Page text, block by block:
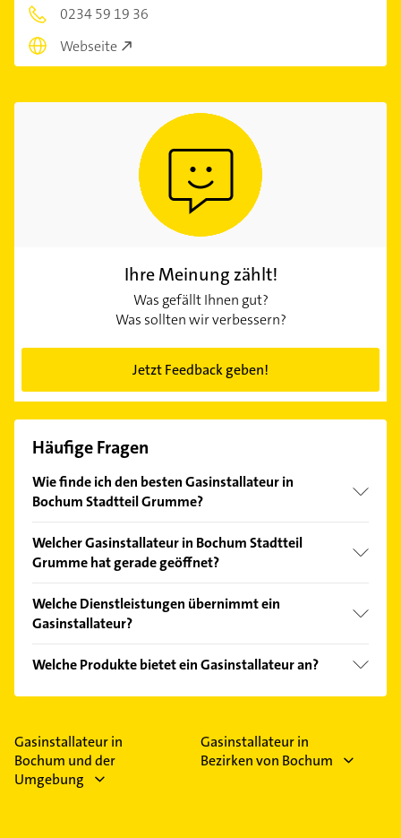
0234 59 19 36
Webseite
Ihre Meinung zählt!
Was gefällt Ihnen gut?
Was sollten wir verbessern?
Jetzt Feedback geben!
Häufige Fragen
Wie finde ich den besten Gasinstallateur in
Bochum Stadtteil Grumme?
Kundenmeinungen und profitieren Sie von den
Empfehlungen. Die Suchergebnisse können Sie sich
Welcher Gasinstallateur in Bochum Stadtteil
Grumme hat gerade geöffnet?
Bitte beachten Sie, dass diese an Sonn- und
Feiertagen abweichen können.
Welche Dienstleistungen übernimmt ein
Gasinstallateur?
Kundendienst.
Welche Produkte bietet ein Gasinstallateur an?
Das Angebot umfasst unter anderem Heizung.
Gasinstallateur in
Bochum und der
Umgebung
Gasinstallateur in
Bezirken von Bochum